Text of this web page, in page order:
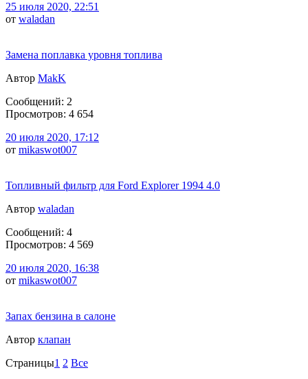
25 июля 2020, 22:51
от waladan
Замена поплавка уровня топлива
Автор MakK
Сообщений: 2
Просмотров: 4 654
20 июля 2020, 17:12
от mikaswot007
Топливный фильтр для Ford Explorer 1994 4.0
Автор waladan
Сообщений: 4
Просмотров: 4 569
20 июля 2020, 16:38
от mikaswot007
Запах бензина в салоне
Автор клапан
Страницы1 2 Все